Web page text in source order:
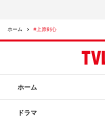
ホーム #上原剣心
ホーム
ドラマ